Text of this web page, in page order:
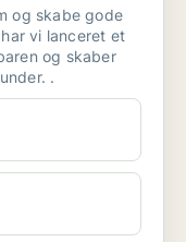
og skabe gode
vi lanceret et
og skaber
.